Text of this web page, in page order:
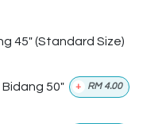
45" (Standard Size)
Bidang 50" + RM 4.00